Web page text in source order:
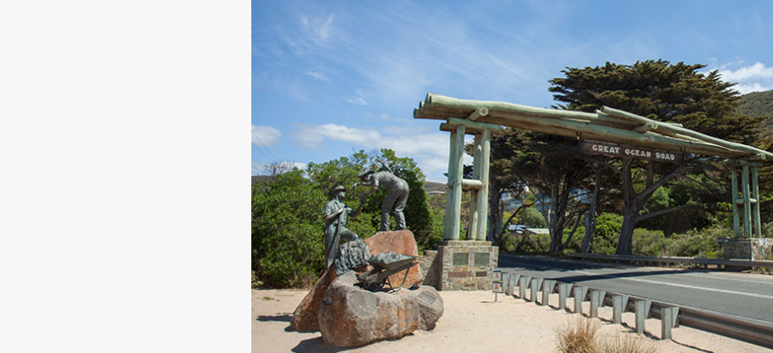
ค้นหา
SHARE TWEET LINE EMAIL